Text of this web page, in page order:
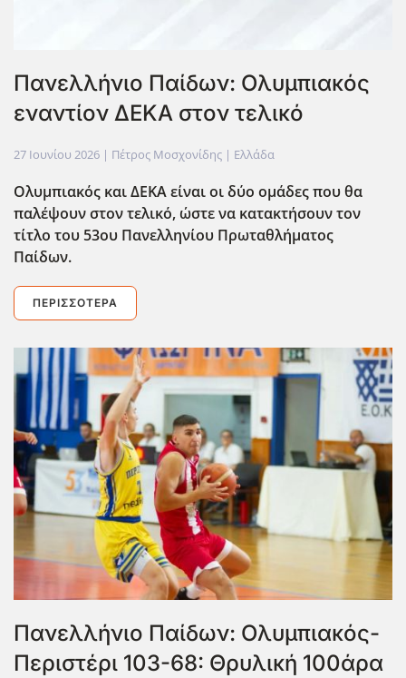
Πανελλήνιο Παίδων: Ολυμπιακός
εναντίον ΔΕΚΑ στον τελικό
27 Ιουνίου 2026 | Πέτρος Μοσχονίδης | Ελλάδα
Ολυμπιακός και ΔΕΚΑ είναι οι δύο ομάδες που θα
παλέψουν στον τελικό, ώστε να κατακτήσουν τον
τίτλο του 53ου Πανελληνίου Πρωταθλήματος
Παίδων.
ΠΕΡΙΣΣΌΤΕΡΑ
Πανελλήνιο Παίδων: Ολυμπιακός-
Περιστέρι 103-68: Θρυλική 100άρα